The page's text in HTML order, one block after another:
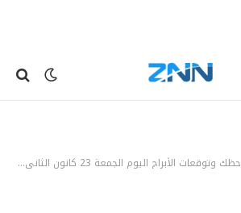
حظك وتوقعات الأبراج اليوم الجمعة 23 كانون الثاني 2026‎